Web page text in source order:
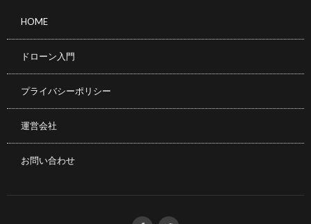
HOME
ドローン入門
プライバシーポリシー
運営会社
お問い合わせ